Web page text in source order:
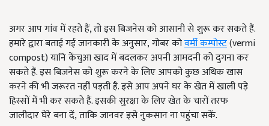
अगर आप गांव में रहते हैं, तो इस बिजनेस को आसानी से शुरू कर सकते हैं.
हमारे द्वारा बताई गई जानकारी के अनुसार, गोबर कोवर्मी कम्पोस्ट(vermi
compost) यानि केंचुआ खाद में बदलकर अपनी आमदनी को दुगना कर
सकते हैं. इस बिजनेस को शुरू करने के लिए आपको कुछ अधिक खास
करने की भी जरूरत नहीं पड़ती है. इसे आप अपने घर के खेत में खाली पड़े
हिस्सों में भी कर सकते हैं. इसकी सुरक्षा के लिए खेत के चारों तरफ
जालीदार घेरे बना दें, ताकि जानवर इसे नुकसान ना पहुंचा सकें.